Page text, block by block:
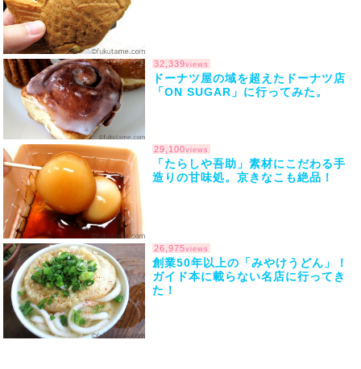
32,339views
ドーナツ屋の域を超えたドーナツ店
「ON SUGAR」に行ってみた。
29,100views
「たらしや吾助」素材にこだわる手
造りの甘味処。京きなこも絶品！
26,975views
創業50年以上の「みやけうどん」！
ガイド本に載らない名店に行ってき
た！